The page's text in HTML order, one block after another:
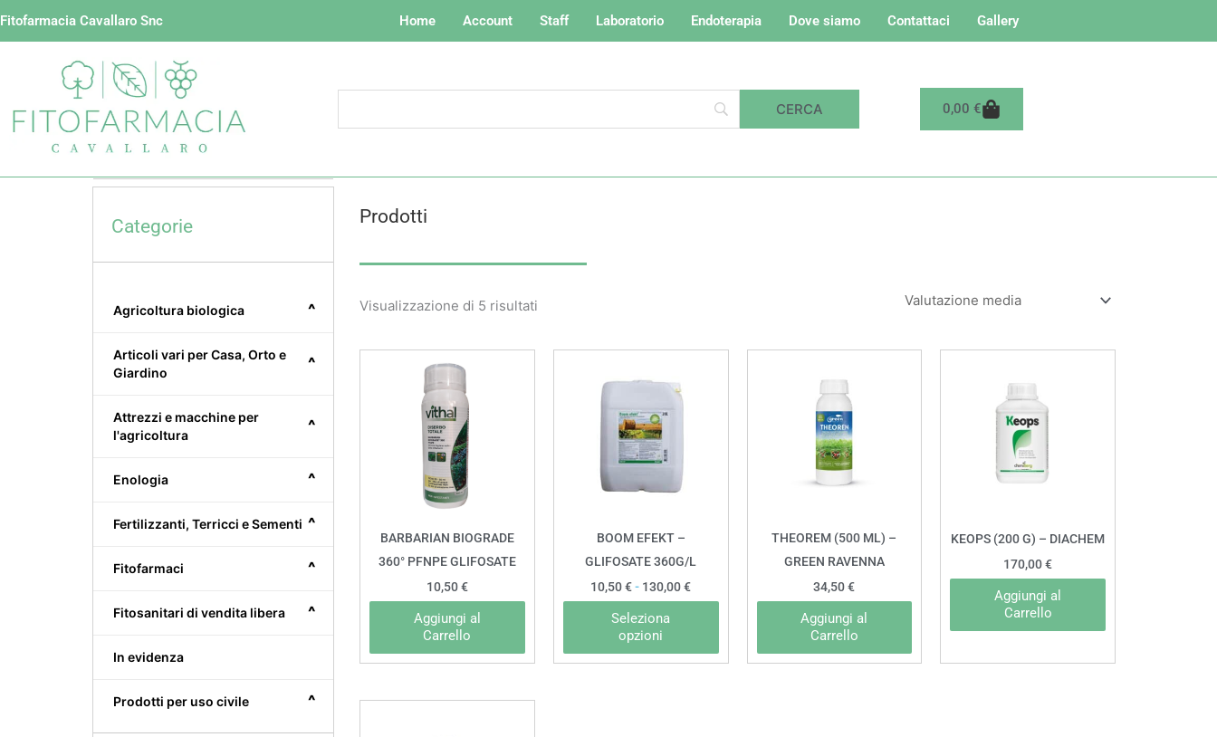
Vai
Fitofarmacia Cavallaro Snc Home Account Staff Laboratorio Endoterapia Dove siamo Contattaci Gallery
0,00 €Carrello
Categorie
^
Agricoltura biologica
^
Articoli vari per Casa, Orto e
Giardino
^
Attrezzi e macchine per
l'agricoltura
^
Enologia
^
Fertilizzanti, Terricci e Sementi
^
Fitofarmaci
^
Fitosanitari di vendita libera
In evidenza
^
Prodotti per uso civile
Prodotti
Visualizzazione di 5 risultati
BARBARIAN BIOGRADE
360° PFNPE GLIFOSATE
10,50€
Aggiungi al
Carrello
BOOM EFEKT –
GLIFOSATE 360G/L
10,50€- 130,00€
Seleziona
opzioni
possono
nella
del
THEOREM (500 ML) –
GREEN RAVENNA
34,50€
Aggiungi al
Carrello
KEOPS (200 G) – DIACHEM
170,00€
Aggiungi al
Carrello